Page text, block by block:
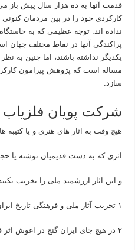
قدمت آنها به ده هزار سال پیش باز
کارکردی خود را در بین مردمان
نداده اند. توجه عظیمی که به
پراکندگی آنها در نقاط مختلف جهان
یکدیگر نداشته باشند، اما چنین به
مساله است که پژوهش پیرامون
سازد.
شرکت پویان فلزیاب
هیچ وقت به اثار های هنری و یا
اثری که به دست قدیمیان نوشته یا
و این اثار ارزشمند ملی را تخریب
۱ تخریب آثار ملی و فرهنگی تاریخ ایران عزیزمان،
۲ در هیچ جای ایران گنج در اغوش اثر قرار داده نشده است،